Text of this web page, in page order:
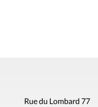
Rue du Lombard 77